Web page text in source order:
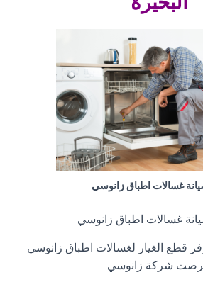
غسالات اطباق زانوسي
غسالات اطباق زانوسي
قطع الغيار لغسالات اطباق زانوسي
شركة زانوسي